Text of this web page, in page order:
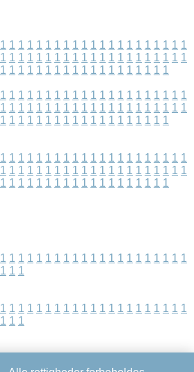
1 1 1 1 1 1 1 1 1 1 1 1 1 1 1 1 1 1 1 1 1
1 1 1 1 1 1 1 1 1 1 1 1 1 1 1 1 1 1 1 1 1
1 1 1 1 1 1 1 1 1 1 1 1 1 1 1 1 1 1 1
1 1 1 1 1 1 1 1 1 1 1 1 1 1 1 1 1 1 1 1 1
1 1 1 1 1 1 1 1 1 1 1 1 1 1 1 1 1 1 1 1 1
1 1 1 1 1 1 1 1 1 1 1 1 1 1 1 1 1 1 1
1 1 1 1 1 1 1 1 1 1 1 1 1 1 1 1 1 1 1 1 1
1 1 1 1 1 1 1 1 1 1 1 1 1 1 1 1 1 1 1 1 1
1 1 1 1 1 1 1 1 1 1 1 1 1 1 1 1 1 1 1
1 1 1 1 1 1 1 1 1 1 1 1 1 1 1 1 1 1 1 1 1
1 1 1
1 1 1 1 1 1 1 1 1 1 1 1 1 1 1 1 1 1 1 1 1
1 1 1